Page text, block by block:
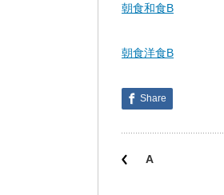
朝食和食B
朝食洋食B
Share
A